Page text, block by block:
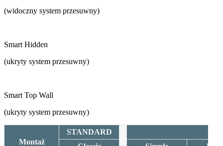
(widoczny system przesuwny)
Smart Hidden
(ukryty system przesuwny)
Smart Top Wall
(ukryty system przesuwny)
Montaż
STANDARD